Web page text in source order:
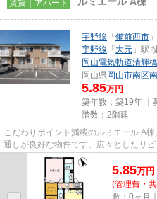
賃貸｜アパート
宇野線 「 備前西市
宇野線 「 大元 」駅
岡山電気軌道清輝
岡山県岡山市南区
5.85万円
築年数：築19年 ｜
階数：2階建
こだわりポイント満載のルミエール A
通しが良好な物件です。広々としたリ
になってます。岡山市南区エ...
5.85万円
(管理費・
敷：0ヶ月